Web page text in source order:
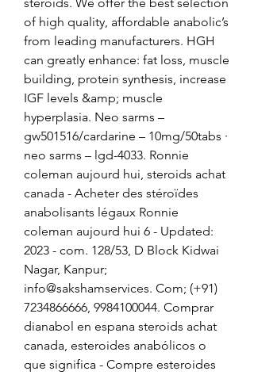
of high quality, affordable anabolic’s
from leading manufacturers. HGH
can greatly enhance: fat loss, muscle
building, protein synthesis, increase
IGF levels &amp; muscle
hyperplasia. Neo sarms –
gw501516/cardarine – 10mg/50tabs ·
neo sarms – lgd-4033. Ronnie
coleman aujourd hui, steroids achat
canada - Acheter des stéroïdes
anabolisants légaux Ronnie
coleman aujourd hui 6 - Updated:
2023 - com. 128/53, D Block Kidwai
Nagar, Kanpur;
info@sakshamservices. Com; (+91)
7234866666, 9984100044. Comprar
dianabol en espana steroids achat
canada, esteroides anabólicos o
que significa - Compre esteroides